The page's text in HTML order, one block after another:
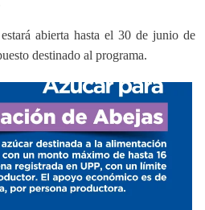
abierta hasta el 30 de junio de
destinado al programa.